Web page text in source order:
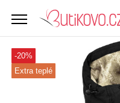
-20%
Extra teplé